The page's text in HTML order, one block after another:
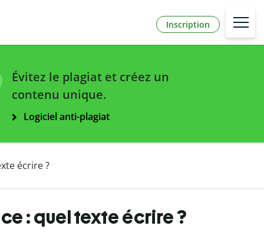
Inscription
Évitez le plagiat et créez un
contenu unique.
Logiciel anti-plagiat
écrire ?
: quel texte écrire ?